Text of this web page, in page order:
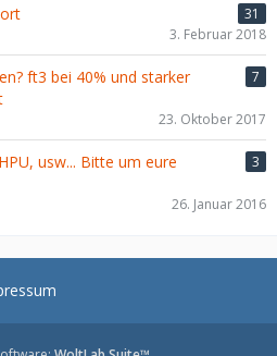
31
3. Februar 2018
ft3 bei 40% und starker
7
23. Oktober 2017
usw... Bitte um eure
3
26. Januar 2016